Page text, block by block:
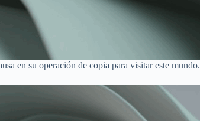
en su operación de copia para visitar este mundo.